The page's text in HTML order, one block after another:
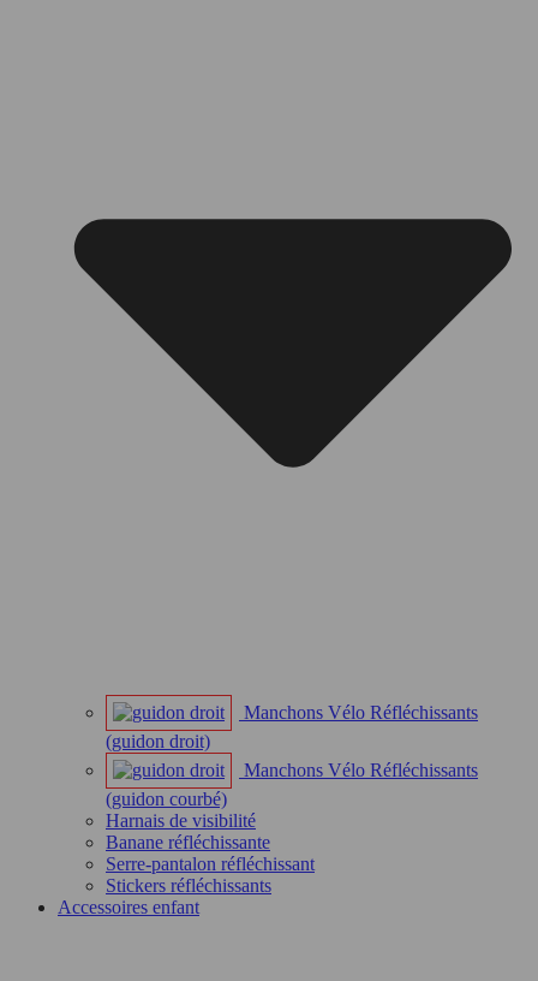
Manchons Vélo Réfléchissants
(guidon droit)
Manchons Vélo Réfléchissants
(guidon courbé)
Harnais de visibilité
Banane réfléchissante
Serre-pantalon réfléchissant
Stickers réfléchissants
Accessoires enfant